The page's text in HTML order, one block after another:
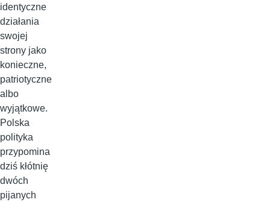
identyczne
działania
swojej
strony jako
konieczne,
patriotyczne
albo
wyjątkowe.
Polska
polityka
przypomina
dziś kłótnię
dwóch
pijanych